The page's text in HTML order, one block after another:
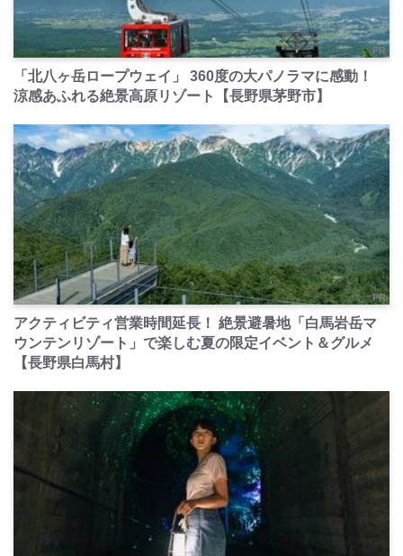
PR
「北八ヶ岳ロープウェイ」 360度の大パノラマに感動！
涼感あふれる絶景高原リゾート【長野県茅野市】
PR
アクティビティ営業時間延長！ 絶景避暑地「白馬岩岳マ
ウンテンリゾート」で楽しむ夏の限定イベント＆グルメ
【長野県白馬村】